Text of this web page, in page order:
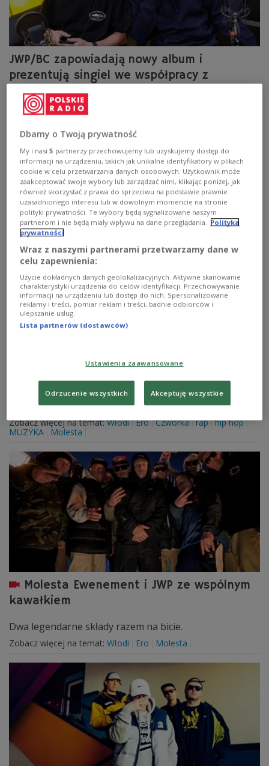
JWP/BC zapowiadają nowy album i
prezentują singiel we współpracy z
Akhenatonem
Nowy numer zespołu jest pierwszą współpracą
warszawsko-marsylską w historii europejskiego hip-
hopu. O kulisach tej współpracy Falcon 1 i Łajzol
opowiedzieli w audycji "Poranek Czwórki".
Zobacz więcej na temat:Czwórka MUZYKA Eldo rap
hip hop
Włodi i Ero łączą siły na wspólnej płycie
Reprezentant składu JWP/BC i reprezentant Molesty
spotkali się w w audycji "Miejski Folklor" żeby
opowiedzieć o swoim wspólnym albumie, na który
ukazał się 7 listopada.
Zobacz więcej na temat:Włodi Ero Czwórka rap hip hop
MUZYKA
Molesta
Molesta Ewenement i JWP ze wspólnym
kawałkiem
Dwa legendarne składy razem na bicie.
Zobacz więcej na temat: Włodi Ero Molesta
Dbamy o Twoją prywatność
My i nasi5 partnerzy przechowujemy lub uzyskujemy dostęp do
informacji na urządzeniu, takich jak unikalne identyfikatory w plikach
cookie w celu przetwarzania danych osobowych. Użytkownik może
zaakceptować swoje wybory lub zarządzać nimi, klikając poniżej, jak
również skorzystać z prawa do sprzeciwu na podstawie prawnie
uzasadnionego interesu lub w dowolnym momencie na stronie
polityki prywatności. Te wybory będą sygnalizowane naszym
partnerom i nie będą miały wpływu na dane przeglądania.
Polityka
prywatności
Wraz z naszymi partnerami przetwarzamy dane w
celu zapewnienia:
Użycie dokładnych danych geolokalizacyjnych. Aktywne skanowanie
charakterystyki urządzenia do celów identyfikacji. Przechowywanie
informacji na urządzeniu lub dostęp do nich. Spersonalizowane
reklamy i treści, pomiar reklam i treści, badnie odbiorców i
ulepszanie usług.
Lista partnerów (dostawców)
Ustawienia zaawansowane
Odrzucenie wszystkich Akceptuję wszystkie